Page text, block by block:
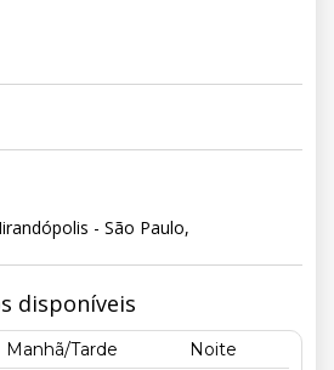
- São Paulo,
disponíveis
Manhã/Tarde
Noite